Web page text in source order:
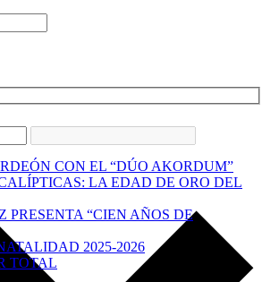
CON EL “DÚO AKORDUM”
LA EDAD DE ORO DEL
PRESENTA “CIEN AÑOS DE
2025-2026
TOTAL